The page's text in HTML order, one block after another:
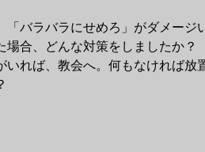
バラバラにせめろ」がダメージ
合、どんな対策をしましたか？
れば、教会へ。何もなければ放